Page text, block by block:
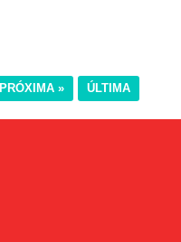
PRÓXIMA » ÚLTIMA